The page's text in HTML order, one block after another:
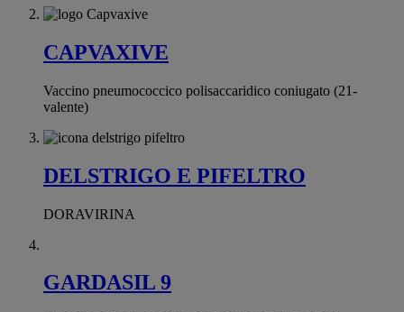
CAPVAXIVE
Vaccino pneumococcico polisaccaridico coniugato (21-
valente)
DELSTRIGO E PIFELTRO
DORAVIRINA
GARDASIL 9